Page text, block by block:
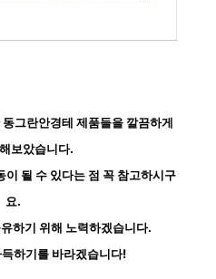
그란안경테 제품들을 깔끔하게
보았습니다.
될 수 있다는 점 꼭 참고하시구
요.
하기 위해 노력하겠습니다.
하기를 바라겠습니다!